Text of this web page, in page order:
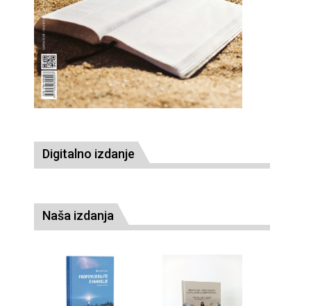
Digitalno izdanje
Naša izdanja